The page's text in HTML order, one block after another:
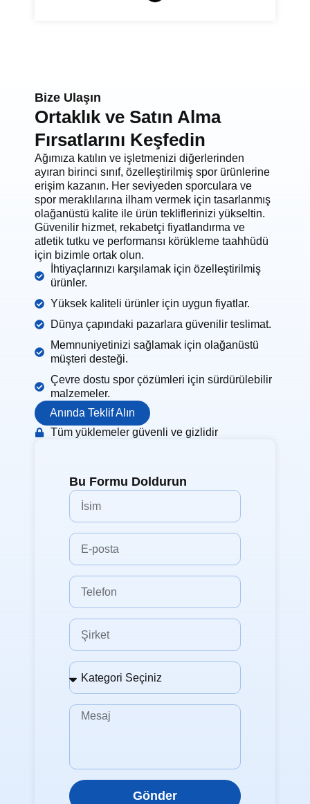
Bize Ulaşın
Ortaklık ve Satın Alma
Fırsatlarını Keşfedin
Ağımıza katılın ve işletmenizi diğerlerinden
ayıran birinci sınıf, özelleştirilmiş spor ürünlerine
erişim kazanın. Her seviyeden sporculara ve
spor meraklılarına ilham vermek için tasarlanmış
olağanüstü kalite ile ürün tekliflerinizi yükseltin.
Güvenilir hizmet, rekabetçi fiyatlandırma ve
atletik tutku ve performansı körükleme taahhüdü
için bizimle ortak olun.
İhtiyaçlarınızı karşılamak için özelleştirilmiş
ürünler.
Yüksek kaliteli ürünler için uygun fiyatlar.
Dünya çapındaki pazarlara güvenilir teslimat.
Memnuniyetinizi sağlamak için olağanüstü
müşteri desteği.
Çevre dostu spor çözümleri için sürdürülebilir
malzemeler.
Anında Teklif Alın
Tüm yüklemeler güvenli ve gizlidir
Bu Formu Doldurun
Gönder